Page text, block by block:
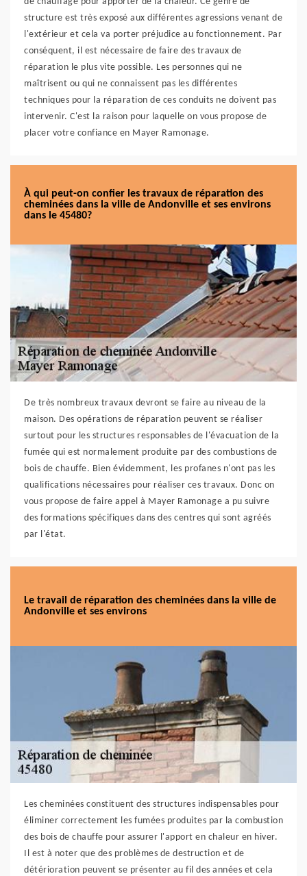
structure est très exposé aux différentes agressions venant de
l'extérieur et cela va porter préjudice au fonctionnement. Par
conséquent, il est nécessaire de faire des travaux de
réparation le plus vite possible. Les personnes qui ne
maîtrisent ou qui ne connaissent pas les différentes
techniques pour la réparation de ces conduits ne doivent pas
intervenir. C'est la raison pour laquelle on vous propose de
placer votre confiance en Mayer Ramonage.
À qui peut-on confier les travaux de réparation des
cheminées dans la ville de Andonville et ses environs
dans le 45480?
De très nombreux travaux devront se faire au niveau de la
maison. Des opérations de réparation peuvent se réaliser
surtout pour les structures responsables de l'évacuation de la
fumée qui est normalement produite par des combustions de
bois de chauffe. Bien évidemment, les profanes n'ont pas les
qualifications nécessaires pour réaliser ces travaux. Donc on
vous propose de faire appel à Mayer Ramonage a pu suivre
des formations spécifiques dans des centres qui sont agréés
par l'état.
Le travail de réparation des cheminées dans la ville de
Andonville et ses environs
Les cheminées constituent des structures indispensables pour
éliminer correctement les fumées produites par la combustion
des bois de chauffe pour assurer l'apport en chaleur en hiver.
Il est à noter que des problèmes de destruction et de
détérioration peuvent se présenter au fil des années et cela